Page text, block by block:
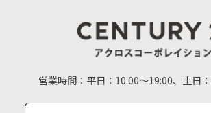
営業時間： 平日：10:00～19:00、土日